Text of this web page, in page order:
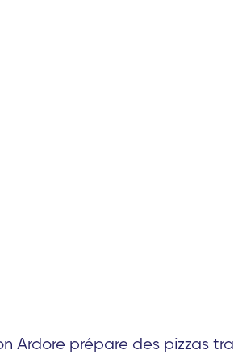
Ardore prépare des pizzas